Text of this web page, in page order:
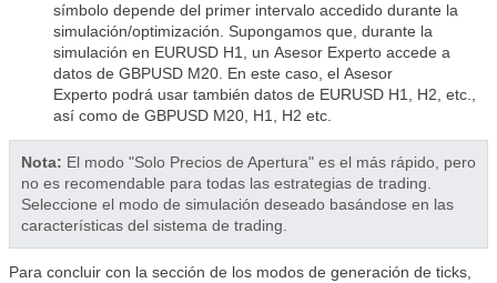
símbolo depende del primer intervalo accedido durante la
simulación/optimización. Supongamos que, durante la
simulación en EURUSD H1, un Asesor Experto accede a
datos de GBPUSD M20. En este caso, el Asesor
Experto podrá usar también datos de EURUSD H1, H2, etc.,
así como de GBPUSD M20, H1, H2 etc.
Nota: El modo "Solo Precios de Apertura" es el más rápido, pero
no es recomendable para todas las estrategias de trading.
Seleccione el modo de simulación deseado basándose en las
características del sistema de trading.
Para concluir con la sección de los modos de generación de ticks,